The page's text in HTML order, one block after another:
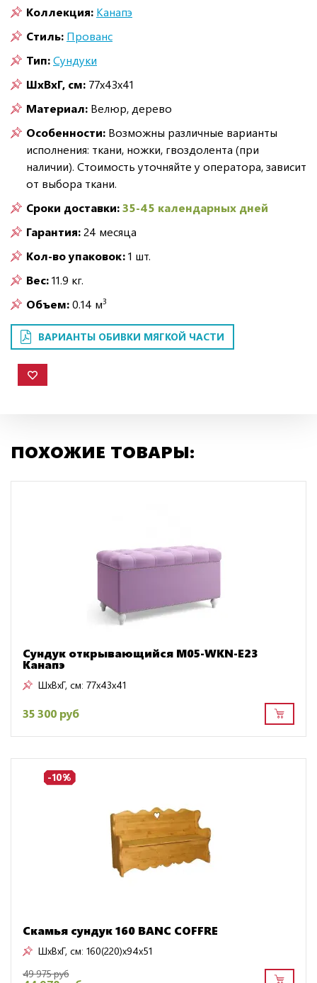
Коллекция: Канапэ
Стиль: Прованс
Тип:Сундуки
ШxВxГ, см: 77x43x41
Материал: Велюр, дерево
Особенности: Возможны различные варианты
исполнения: ткани, ножки, гвоздолента (при
наличии). Стоимость уточняйте у оператора, зависит
от выбора ткани.
Сроки доставки:35-45 календарных дней
Гарантия:24 месяца
Кол-во упаковок:1 шт.
Вес:11.9 кг.
Объем:0.14 м3
ВАРИАНТЫ ОБИВКИ МЯГКОЙ ЧАСТИ
ПОХОЖИЕ ТОВАРЫ:
Сундук открывающийся M05-WKN-E23
Канапэ
ШxВxГ, см: 77x43x41
35 300 руб
-10%
Скамья сундук 160 BANC COFFRE
ШxВxГ, см: 160(220)x94x51
49 975 руб